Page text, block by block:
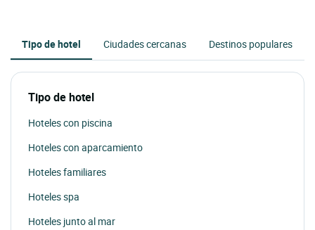
Tipo de hotel Ciudades cercanas Destinos populares
Tipo de hotel
Hoteles con piscina
Hoteles con aparcamiento
Hoteles familiares
Hoteles spa
Hoteles junto al mar